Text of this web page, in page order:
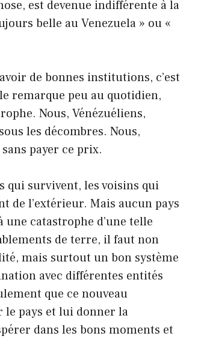
est devenue indifférente à la
belle au Venezuela » ou «
de bonnes institutions, c’est
remarque peu au quotidien,
Nous, Vénézuéliens,
les décombres. Nous,
payer ce prix.
qui survivent, les voisins qui
de l’extérieur. Mais aucun pays
catastrophe d’une telle
de terre, il faut non
mais surtout un bon système
avec différentes entités
que ce nouveau
pays et lui donner la
dans les bons moments et